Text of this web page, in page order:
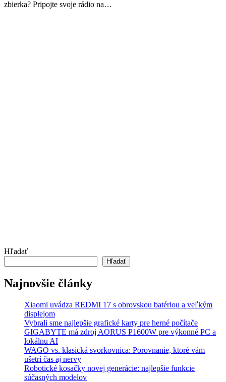
zbierka? Pripojte svoje rádio na…
Hľadať
Hľadať
Najnovšie články
Xiaomi uvádza REDMI 17 s obrovskou batériou a veľkým
displejom
Vybrali sme najlepšie grafické karty pre herné počítače
GIGABYTE má zdroj AORUS P1600W pre výkonné PC a
lokálnu AI
WAGO vs. klasická svorkovnica: Porovnanie, ktoré vám
ušetrí čas aj nervy
Robotické kosačky novej generácie: najlepšie funkcie
súčasných modelov